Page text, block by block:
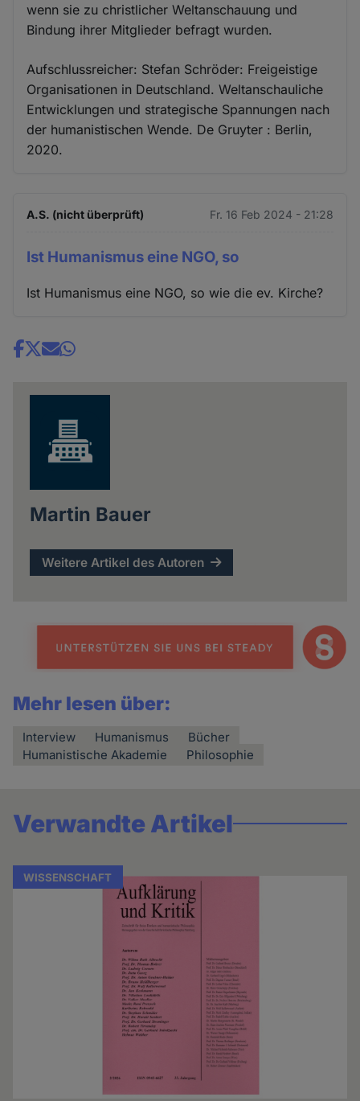
wenn sie zu christlicher Weltanschauung und
Bindung ihrer Mitglieder befragt wurden.
Aufschlussreicher: Stefan Schröder: Freigeistige
Organisationen in Deutschland. Weltanschauliche
Entwicklungen und strategische Spannungen nach
der humanistischen Wende. De Gruyter : Berlin,
2020.
A.S. (nicht überprüft) Fr. 16 Feb 2024 - 21:28
Ist Humanismus eine NGO, so
Ist Humanismus eine NGO, so wie die ev. Kirche?
Share
Martin Bauer
Weitere Artikel des Autoren
Mehr lesen über:
Interview Humanismus
Bücher
Humanistische Akademie
Philosophie
Verwandte Artikel
WISSENSCHAFT